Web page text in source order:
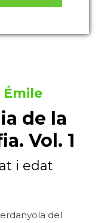
Émile
de la
Vol. 1
i edat
del